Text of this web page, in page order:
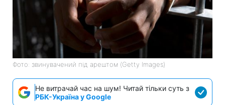
Фото: звинувачений під арештом (Getty Images)
Не витрачай час на шум! Читай тільки суть з
РБК-Україна у Google